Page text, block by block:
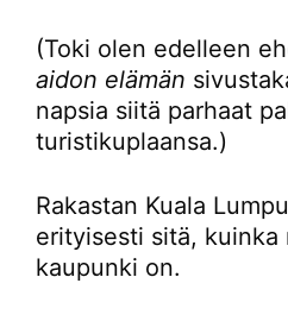
(Toki olen edelleen
aidon elämän
napsia siitä parhaat
turistikuplaansa.)
Rakastan Kuala
erityisesti sitä, kuinka
kaupunki on.